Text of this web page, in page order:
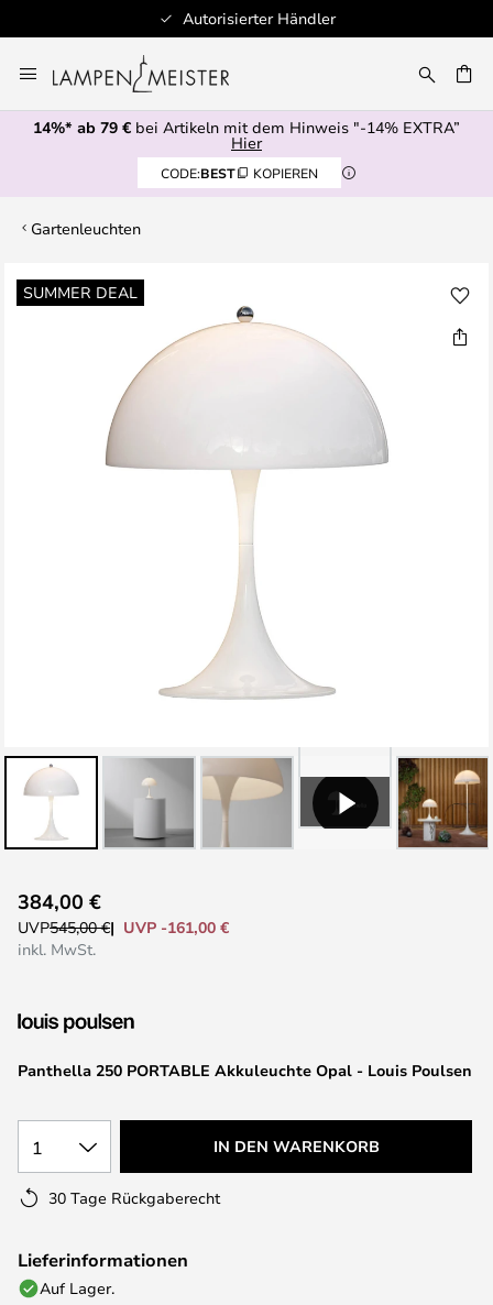
Autorisierter Händler
Inhalt
springen
14%* ab 79 € bei Artikeln mit dem Hinweis "-14% EXTRA”
Hier
CODE:BEST KOPIEREN
Gartenleuchten
SUMMER DEAL
Zum
Ende
Anfang
der
Panthella 250 PORTABLE Akkuleuchte Opal - Louis Poulsen
384,00 €
UVP545,00 €
UVP -161,00 €
inkl. MwSt.
1 IN DEN WARENKORB
30 Tage Rückgaberecht
Lieferinformationen
Auf Lager.